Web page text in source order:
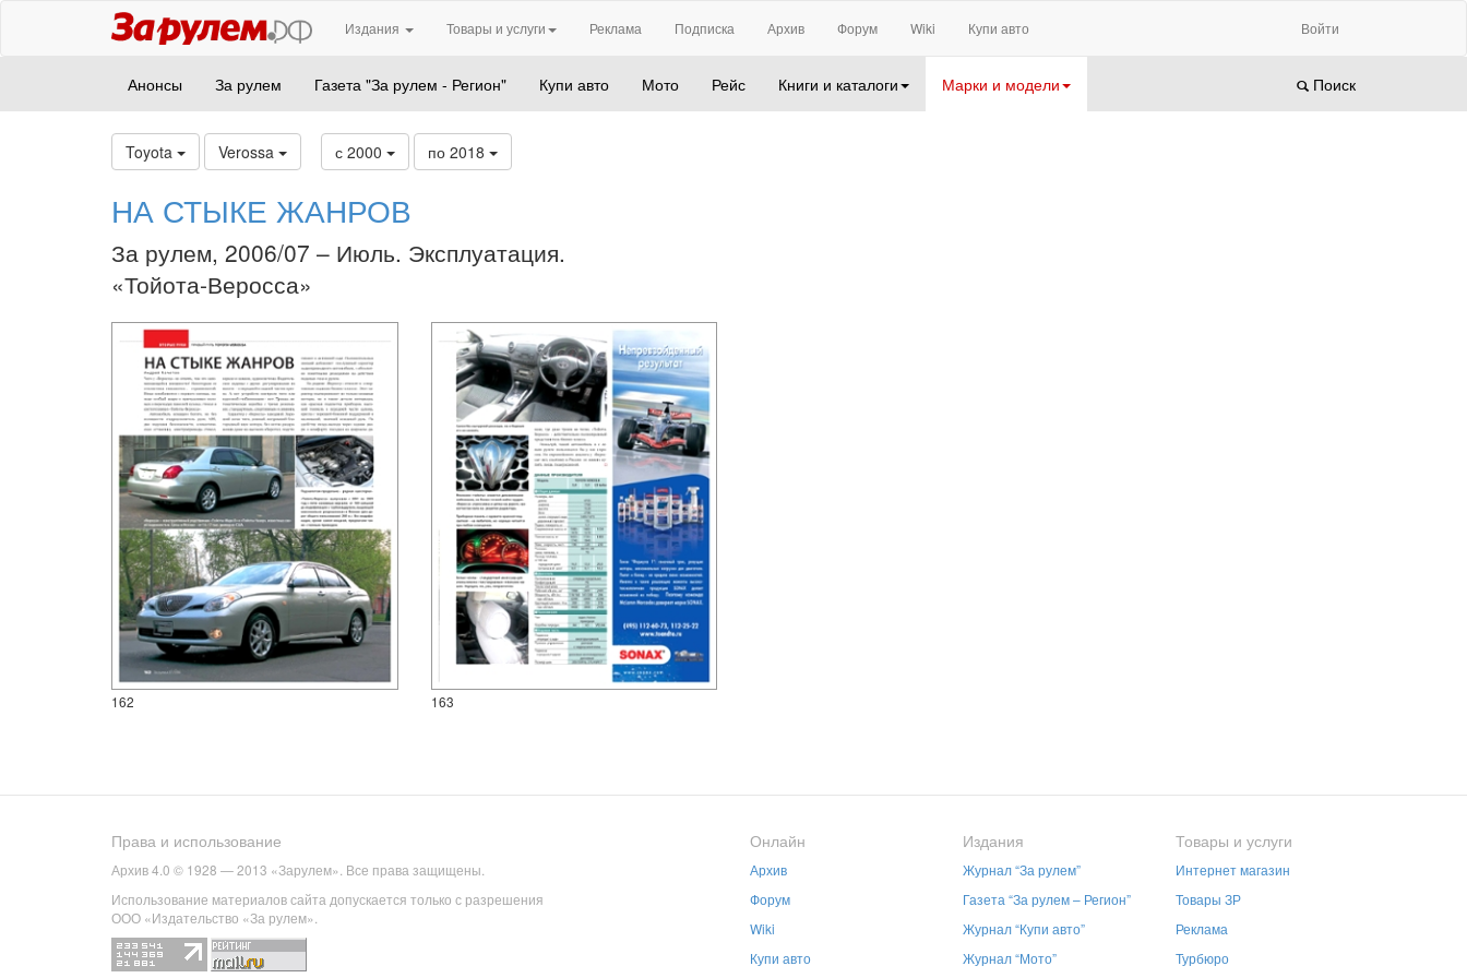
Издания Товары и услуги Реклама Подписка Архив Форум Wiki Купи авто Войти
Анонсы За рулем Газета "За рулем - Регион" Купи авто Мото Рейс Книги и каталоги Марки и модели Поиск
Toyota Verossa с 2000 по 2018
НА СТЫКЕ ЖАНРОВ
За рулем, 2006/07 – Июль. Эксплуатация.
«Тойота-Веросса»
162 163
Права и использование
Архив 4.0 © 1928 — 2013 «Зарулем». Все права защищены.
Использование материалов сайта допускается только с разрешения
ООО «Издательство «За рулем».
Онлайн
Архив
Форум
Wiki
Купи авто
Издания
Журнал “За рулем”
Газета “За рулем – Регион”
Журнал “Купи авто”
Журнал “Мото”
Товары и услуги
Интернет магазин
Товары ЗР
Реклама
Турбюро